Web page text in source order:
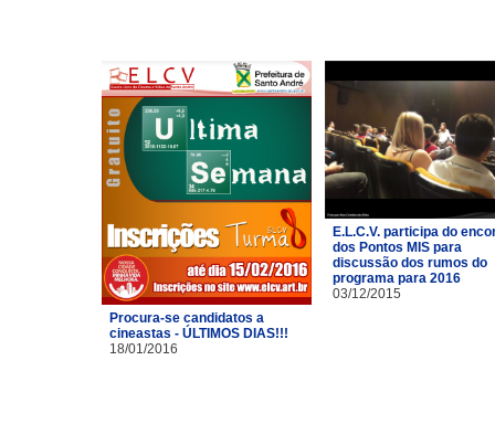
Procura-se candidatos a
cineastas - ÚLTIMOS DIAS!!!
18/01/2016
E.L.C.V. participa do
dos Pontos MIS para
discussão dos rumos do
programa para 2016
03/12/2015